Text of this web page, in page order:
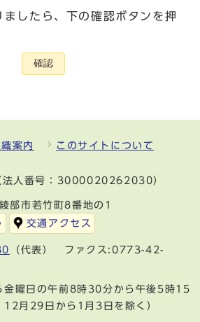
ましたら、下の確認ボタンを押
確認
案内 このサイトについて
法人番号：3000020262030）
部市若竹町8番地の1
交通アクセス
（代表） ファクス:0773-42-
曜日の午前8時30分から午後5時15
12月29日から1月3日を除く）